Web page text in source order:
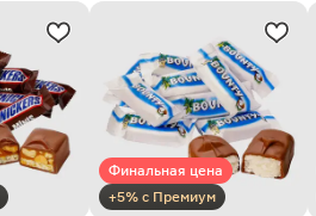
Финальная цена
+5% с Премиум